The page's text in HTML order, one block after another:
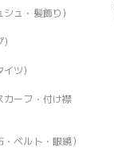
ュ・髪飾り）
ツ）
カーフ・付け襟
ベルト・眼鏡）